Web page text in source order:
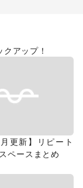
アップ！
更新】リピート
ペースまとめ